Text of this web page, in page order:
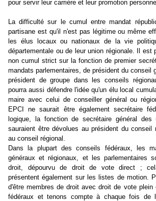
pour servir leur carrière et leur promotion
La difficulté sur le cumul entre mandat
partisane est qu'il n'est pas légitime ou même
les élus locaux ou nationaux de la vie
départementale ou de leur union régionale. Il est
non cumul strict sur la fonction de premier
mandats parlementaires, de président du conseil
président de groupe dans les conseils
pourra aussi défendre l'idée qu'un élu local
maire avec celui de conseiller général ou
EPCI ne saurait être également secrétaire
logique, la fonction de secrétaire général des
sauraient être dévolues au président du conseil
au conseil régional.
Dans la plupart des conseils fédéraux, les
généraux et régionaux, et les parlementaires
droit, dépourvu de droit de vote direct ;
présentent également sur les listes de motion.
d'être membres de droit avec droit de vote plein
fédéraux et tenons compte à chaque fois de